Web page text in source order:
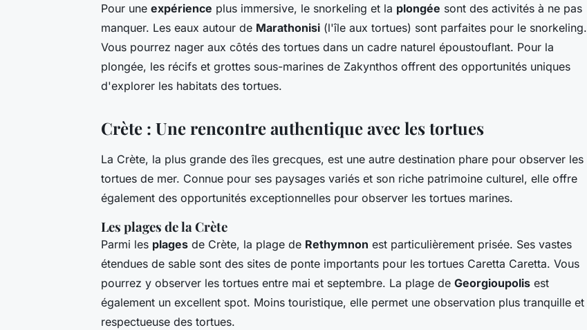
Pour une expérience plus immersive, le snorkeling et la plongée sont des activités à ne pas
manquer. Les eaux autour de Marathonisi (l'île aux tortues) sont parfaites pour le snorkeling.
Vous pourrez nager aux côtés des tortues dans un cadre naturel époustouflant. Pour la
plongée, les récifs et grottes sous-marines de Zakynthos offrent des opportunités uniques
d'explorer les habitats des tortues.
Crète : Une rencontre authentique avec les tortues
La Crète, la plus grande des îles grecques, est une autre destination phare pour observer les
tortues de mer. Connue pour ses paysages variés et son riche patrimoine culturel, elle offre
également des opportunités exceptionnelles pour observer les tortues marines.
Les plages de la Crète
Parmi les plages de Crète, la plage de Rethymnon est particulièrement prisée. Ses vastes
étendues de sable sont des sites de ponte importants pour les tortues Caretta Caretta. Vous
pourrez y observer les tortues entre mai et septembre. La plage de Georgioupolis est
également un excellent spot. Moins touristique, elle permet une observation plus tranquille et
respectueuse des tortues.